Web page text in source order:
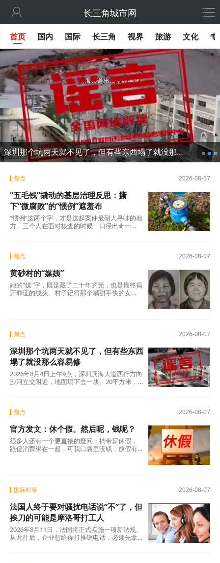
 长三角城市网
首页 国内 国际 长三角 视界 旅游 文化 专
深圳那个坑两天就不见了，但有些东西塌了就没那么容易修
2026-08-07
焦点
“五毛钱”撬动的基层治理反思：撕
下“微腐败”的“惯例”遮羞布
“惯例”这两个字，才是这起案件最耐人寻味的地
方。三个人在面对核查的时候，口径出奇一
议事程序、没有政策依据，仅凭几个人私下商
自欺欺人的“潜规则”。三人分工明确——每人负
责两根水管，各自收费、各自截留、余款入账
——分明是精心设计的利益勾兑，哪里有什
么“历来如此”的“惯例”?
2026-08-07
焦点
黄砂村的“媒姨”
她的“媒”字，既是藏了二十年的壳，也是最终揭
开罪证的线头。村子记得那个嘴甜手快的女
年。
2026-08-07
焦点
深圳那个坑两天就不见了，但有些东西
塌了就没那么容易修
2026年8月4日上午9点，深圳滨海大道西行方向
沙河立交附近，地面塌下去一块。20平方米，
2026-08-07
焦点
官方发文：休个假。然后呢，钱呢？
很多人还有一个更直接的疑问：搞带薪休假，
跟促消费绑在一起，可我口袋里没钱，放假有
让他休五天假出去旅游，他宁可在家躺着。
2026-08-07
国际时事
法国人终于要对骚扰电话说“不”了，但
挨刀的可能是摩洛哥打工人
2026年8月11日，法国将正式实施一项新法规。
从此往后，企业想给你打推销电话，必须先拿